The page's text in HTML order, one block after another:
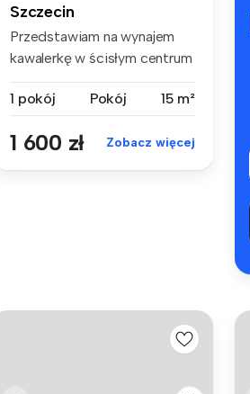
Szczecin
Przedstawiam na wynajem
kawalerkę w ścisłym centrum
1 pokój
Pokój 15 m²
1 600 zł Zobacz więcej